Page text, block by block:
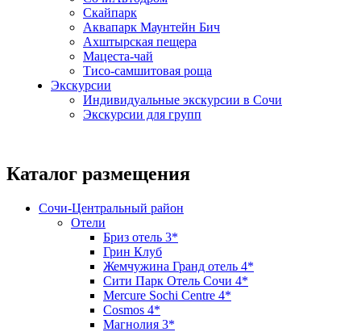
Скайпарк
Аквапарк Маунтейн Бич
Ахштырская пещера
Мацеста-чай
Тисо-самшитовая роща
Экскурсии
Индивидуальные экскурсии в Сочи
Экскурсии для групп
Каталог размещения
Сочи-Центральный район
Отели
Бриз отель 3*
Грин Клуб
Жемчужина Гранд отель 4*
Сити Парк Отель Сочи 4*
Mercure Sochi Centre 4*
Cosmos 4*
Магнолия 3*